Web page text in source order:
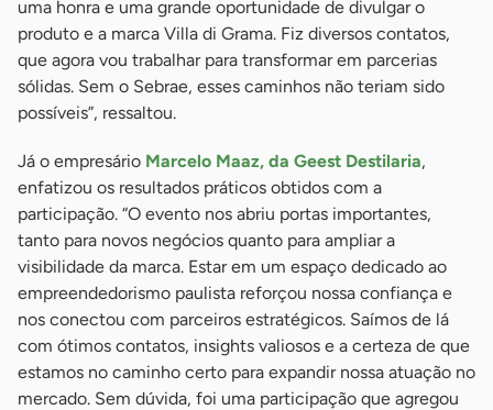
uma honra e uma grande oportunidade de divulgar o
produto e a marca Villa di Grama. Fiz diversos contatos,
que agora vou trabalhar para transformar em parcerias
sólidas. Sem o Sebrae, esses caminhos não teriam sido
possíveis”, ressaltou.
Já o empresário Marcelo Maaz, da Geest Destilaria,
enfatizou os resultados práticos obtidos com a
participação. “O evento nos abriu portas importantes,
tanto para novos negócios quanto para ampliar a
visibilidade da marca. Estar em um espaço dedicado ao
empreendedorismo paulista reforçou nossa confiança e
nos conectou com parceiros estratégicos. Saímos de lá
com ótimos contatos, insights valiosos e a certeza de que
estamos no caminho certo para expandir nossa atuação no
mercado. Sem dúvida, foi uma participação que agregou